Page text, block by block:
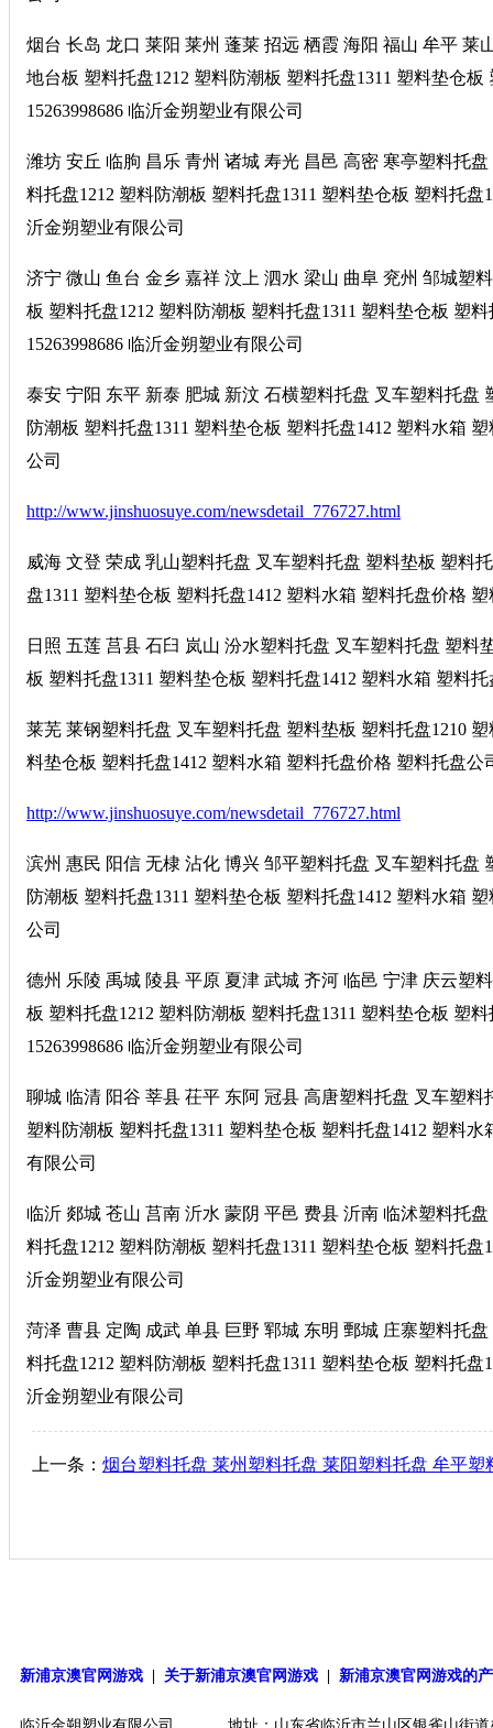
烟台 长岛 龙口 莱阳 莱州 蓬莱 招远 栖霞 海阳 福山 牟平 莱
地台板 塑料托盘1212 塑料防潮板 塑料托盘1311 塑料垫仓
15263998686 临沂金朔塑业有限公司
潍坊 安丘 临朐 昌乐 青州 诸城 寿光 昌邑 高密 寒亭塑料托
料托盘1212 塑料防潮板 塑料托盘1311 塑料垫仓板 塑料托
沂金朔塑业有限公司
济宁 微山 鱼台 金乡 嘉祥 汶上 泗水 梁山 曲阜 兖州 邹城塑
板 塑料托盘1212 塑料防潮板 塑料托盘1311 塑料垫仓板 塑
15263998686 临沂金朔塑业有限公司
泰安 宁阳 东平 新泰 肥城 新汶 石横塑料托盘 叉车塑料托盘
防潮板 塑料托盘1311 塑料垫仓板 塑料托盘1412 塑料水箱
公司
http://www.jinshuosuye.com/newsdetail_776727.html
威海 文登 荣成 乳山塑料托盘 叉车塑料托盘 塑料垫板 塑料
盘1311 塑料垫仓板 塑料托盘1412 塑料水箱 塑料托盘价格
日照 五莲 莒县 石臼 岚山 汾水塑料托盘 叉车塑料托盘 塑料
板 塑料托盘1311 塑料垫仓板 塑料托盘1412 塑料水箱 塑料
莱芜 莱钢塑料托盘 叉车塑料托盘 塑料垫板 塑料托盘1210
料垫仓板 塑料托盘1412 塑料水箱 塑料托盘价格 塑料托盘
http://www.jinshuosuye.com/newsdetail_776727.html
滨州 惠民 阳信 无棣 沾化 博兴 邹平塑料托盘 叉车塑料托盘
防潮板 塑料托盘1311 塑料垫仓板 塑料托盘1412 塑料水箱
公司
德州 乐陵 禹城 陵县 平原 夏津 武城 齐河 临邑 宁津 庆云塑
板 塑料托盘1212 塑料防潮板 塑料托盘1311 塑料垫仓板 塑
15263998686 临沂金朔塑业有限公司
聊城 临清 阳谷 莘县 茌平 东阿 冠县 高唐塑料托盘 叉车塑
塑料防潮板 塑料托盘1311 塑料垫仓板 塑料托盘1412 塑料
有限公司
临沂 郯城 苍山 莒南 沂水 蒙阴 平邑 费县 沂南 临沭塑料托
料托盘1212 塑料防潮板 塑料托盘1311 塑料垫仓板 塑料托
沂金朔塑业有限公司
菏泽 曹县 定陶 成武 单县 巨野 郓城 东明 鄄城 庄寨塑料托
料托盘1212 塑料防潮板 塑料托盘1311 塑料垫仓板 塑料托
沂金朔塑业有限公司
上一条： 烟台塑料托盘 莱州塑料托盘 莱阳塑料托盘 牟平塑
新浦京澳官网游戏 关于新浦京澳官网游戏 新浦京澳官网游戏的